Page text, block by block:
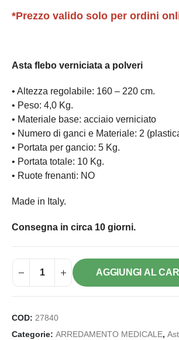
*Prezzo valido solo per ordini
Asta flebo verniciata a polveri
• Altezza regolabile: 160 – 220 cm.
• Peso: 4,0 Kg.
• Materiale base: acciaio verniciato
• Numero di ganci e Materiale: 2
• Portata per gancio: 5 Kg.
• Portata totale: 10 Kg.
• Ruote frenanti: NO
Made in Italy.
Consegna in circa 10 giorni.
AGGIUNGI AL
COD: 27840
Categorie: ARREDAMENTO MEDICALE,